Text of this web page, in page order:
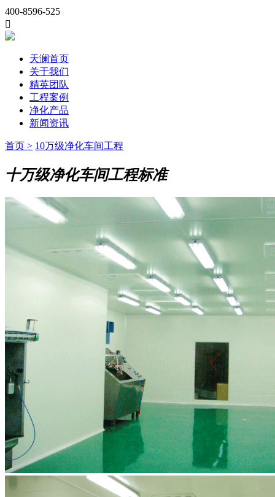
400-8596-525

天澜首页
关于我们
精英团队
工程案例
净化产品
新闻资讯
首页 > 10万级净化车间工程
十万级净化车间工程标准